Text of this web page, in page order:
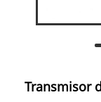
Transmisor